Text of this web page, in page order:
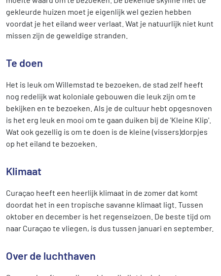
gekleurde huizen moet je eigenlijk wel gezien hebben
voordat je het eiland weer verlaat. Wat je natuurlijk niet kunt
missen zijn de geweldige stranden.
Te doen
Het is leuk om Willemstad te bezoeken, de stad zelf heeft
nog redelijk wat koloniale gebouwen die leuk zijn om te
bekijken en te bezoeken. Als je de cultuur hebt opgesnoven
is het erg leuk en mooi om te gaan duiken bij de 'Kleine Klip'.
Wat ook gezellig is om te doen is de kleine (vissers)dorpjes
op het eiland te bezoeken.
Klimaat
Curaçao heeft een heerlijk klimaat in de zomer dat komt
doordat het in een tropische savanne klimaat ligt. Tussen
oktober en december is het regenseizoen. De beste tijd om
naar Curaçao te vliegen, is dus tussen januari en september.
Over de luchthaven